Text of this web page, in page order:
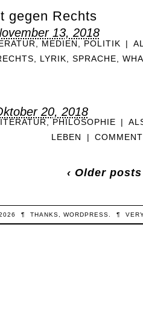
gegen Rechts
13, 2018
, MEDIEN, POLITIK |
, LYRIK, SPRACHE,
20, 2018
, PHILOSOPHIE |
LEBEN
|
‹ Older posts
¶ THANKS, WORDPRESS ¶